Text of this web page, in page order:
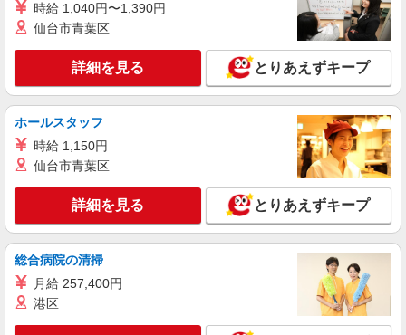
職業紹介
株式会社kotrio /●YK-S-2023138
≪川崎駅≫無資格・未経験OKの看護助手！医
療行為なし♪
【正社員】月給240,000〜400,000円 ・基本
給：200,000円〜220,000円 ・資格手当：10,000〜
30,000円 ・役職手当：10,000〜70,000円 ・処遇改
善手当：20,000〜60,000円（勤続年数、保有資格
により変動） ・固定残業手当：20,000円（10時
間） ※固定残業時間を超過する場合には超過勤務
手当として別途支給 ・夜勤手当：10,000円/1回
（上記給与とは別に支給） 下記資格をお持ちの方
歓迎 ・認知症介護基礎研修 ・初任者研修 ・実務
者研修 ・介護福祉士 など
川崎市川崎区榎町//最寄駅：川崎
キープ 詳細を見る
株式会社kotrio /●YK-S-2023352
【川崎駅】看護助手募集(パート)＊柔軟性があ
時給1550円〜2312円 ＜交通費全支給(ガソリ
川崎市川崎区榎町//最寄駅：川崎
時給 1,040円〜1,390円
仙台市青葉区
詳細を見る とりあえずキープ
ホールスタッフ
時給 1,150円
仙台市青葉区
詳細を見る とりあえずキープ
総合病院の清掃
月給 257,400円
港区